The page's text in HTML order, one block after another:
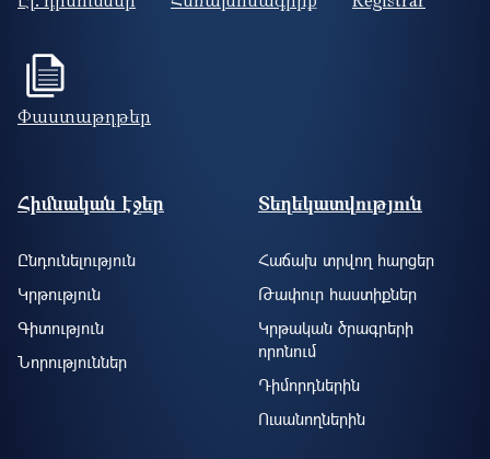
Փաստաթղթեր
Footer site information
Հիմնական էջեր
Ընդունելություն
Կրթություն
Գիտություն
Նորություններ
Տեղեկատվություն
Հաճախ տրվող հարցեր
Թափուր հաստիքներ
Կրթական ծրագրերի
որոնում
Դիմորդներին
Ուսանողներին